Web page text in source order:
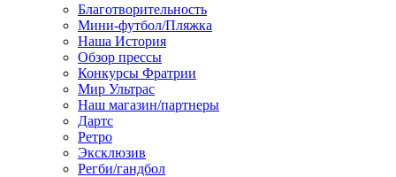
Благотворительность
Мини-футбол/Пляжка
Наша История
Обзор прессы
Конкурсы Фратрии
Мир Ультрас
Наш магазин/партнеры
Дартс
Ретро
Эксклюзив
Регби/гандбол